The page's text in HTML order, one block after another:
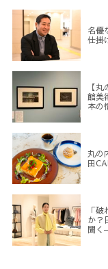
名優
仕掛
【
館美
本の
丸の
田
「
か？
聞く